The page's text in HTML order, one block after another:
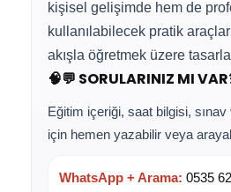
kişisel gelişimde hem de
kullanılabilecek pratik
akışla öğretmek üzere
🧠💬 SORULARINIZ MI
Eğitim içeriği, saat bilgisi,
için hemen yazabilir veya
WhatsApp + Arama: 0535